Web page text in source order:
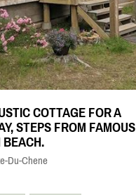
COTTAGE FOR A
STEPS FROM FAMOUS
BEACH.
Du-Chene